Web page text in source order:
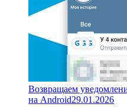
Возвращаем
на Android29.01.2026